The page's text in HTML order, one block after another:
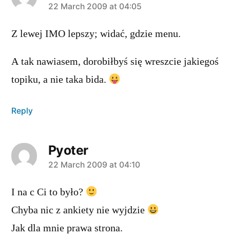
says:
22 March 2009 at 04:05
Z lewej IMO lepszy; widać, gdzie menu.
A tak nawiasem, dorobiłbyś się wreszcie jakiegoś
topiku, a nie taka bida.
Reply
Pyoter
says:
22 March 2009 at 04:10
I na c Ci to było?
Chyba nic z ankiety nie wyjdzie
Jak dla mnie prawa strona.